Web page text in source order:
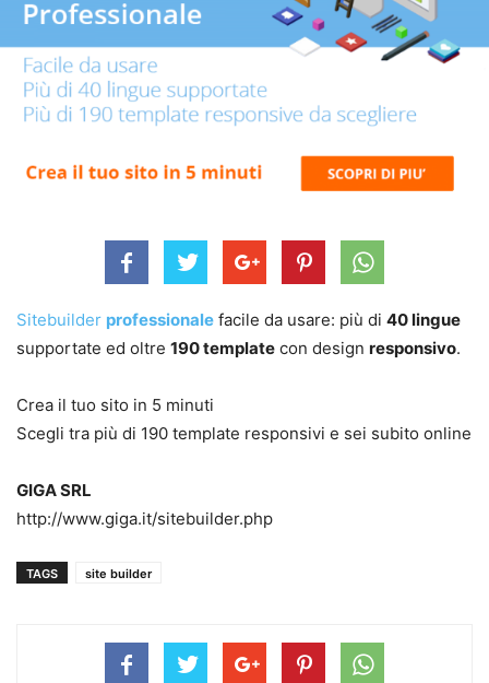
Sitebuilder professionale facile da usare: più di 40 lingue
supportate ed oltre 190 template con design responsivo.
Crea il tuo sito in 5 minuti
Scegli tra più di 190 template responsivi e sei subito online
GIGA SRL
http://www.giga.it/sitebuilder.php
TAGS site builder